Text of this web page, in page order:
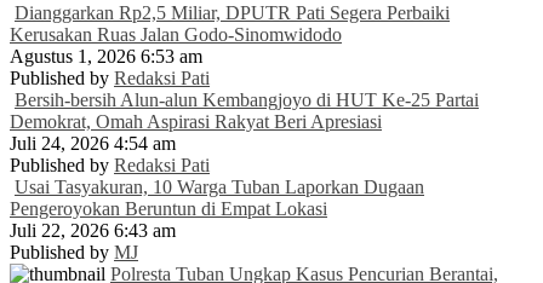
Dianggarkan Rp2,5 Miliar, DPUTR Pati Segera Perbaiki
Kerusakan Ruas Jalan Godo-Sinomwidodo
Agustus 1, 2026 6:53 am
Published by Redaksi Pati
Bersih-bersih Alun-alun Kembangjoyo di HUT Ke-25 Partai
Demokrat, Omah Aspirasi Rakyat Beri Apresiasi
Juli 24, 2026 4:54 am
Published by Redaksi Pati
Usai Tasyakuran, 10 Warga Tuban Laporkan Dugaan
Pengeroyokan Beruntun di Empat Lokasi
Juli 22, 2026 6:43 am
Published by MJ
Polresta Tuban Ungkap Kasus Pencurian Berantai,